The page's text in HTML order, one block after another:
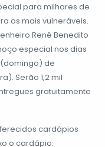
para milhares de
os mais vulneráveis.
Renê Benedito
especial nos dias
de
Serão 1,2 mil
gratuitamente
cardápios
o cardápio: